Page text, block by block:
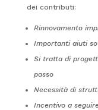
dei contributi:
Rinnovamento
Importanti aiuti
Si tratta di
passo
Necessità di
Incentivo a